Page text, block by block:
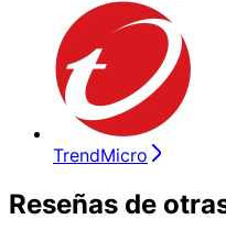
TrendMicro
Reseñas de